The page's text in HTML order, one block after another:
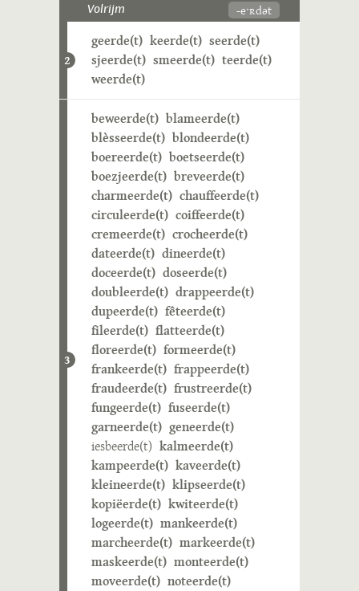
Volrijm -eˑʀdət
2
geerde(t) keerde(t) seerde(t)
sjeerde(t) smeerde(t) teerde(t)
weerde(t)
3
beweerde(t) blameerde(t)
blèsseerde(t) blondeerde(t)
boereerde(t) boetseerde(t)
boezjeerde(t) breveerde(t)
charmeerde(t) chauffeerde(t)
circuleerde(t) coiffeerde(t)
cremeerde(t) crocheerde(t)
dateerde(t) dineerde(t)
doceerde(t) doseerde(t)
doubleerde(t) drappeerde(t)
dupeerde(t) fêteerde(t)
fileerde(t) flatteerde(t)
floreerde(t) formeerde(t)
frankeerde(t) frappeerde(t)
fraudeerde(t) frustreerde(t)
fungeerde(t) fuseerde(t)
garneerde(t) geneerde(t)
iesbeerde(t) kalmeerde(t)
kampeerde(t) kaveerde(t)
kleineerde(t) klipseerde(t)
kopiëerde(t) kwiteerde(t)
logeerde(t) mankeerde(t)
marcheerde(t) markeerde(t)
maskeerde(t) monteerde(t)
moveerde(t) noteerde(t)